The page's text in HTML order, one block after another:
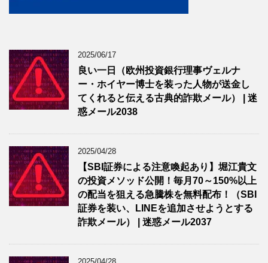
2025/06/17
良い一日（欧州投資銀行理事ヴェルナ
ー・ホイヤー博士を装った人物が送金し
てくれると伝える古典的詐欺メール） | 迷
惑メール2038
2025/04/28
【SBI証券による注意喚起あり】堀江貴文
の投資メソッド公開！毎月70～150%以上
の配当を狙える急騰株を無料配布！（SBI
証券を装い、LINEを追加させようとする
詐欺メール） | 迷惑メール2037